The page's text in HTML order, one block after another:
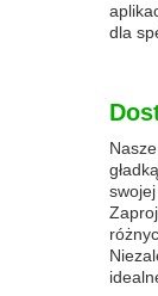
dla
swojej